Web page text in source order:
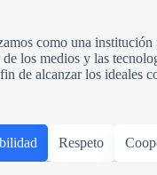
como una
de los medios y las
de alcanzar los ideales
Respeto